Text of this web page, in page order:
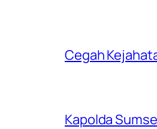
Cegah
Kapolda